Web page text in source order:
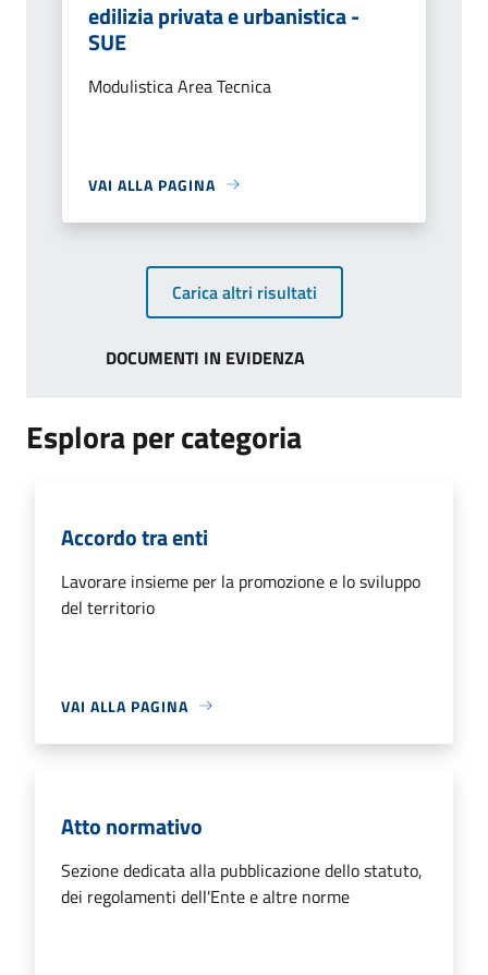
edilizia privata e urbanistica -
SUE
Modulistica Area Tecnica
VAI ALLA PAGINA
Carica altri risultati
DOCUMENTI IN EVIDENZA
Esplora per categoria
Accordo tra enti
Lavorare insieme per la promozione e lo sviluppo
del territorio
VAI ALLA PAGINA
Atto normativo
Sezione dedicata alla pubblicazione dello statuto,
dei regolamenti dell'Ente e altre norme